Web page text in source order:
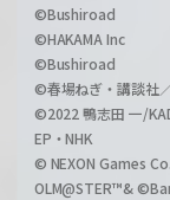
©Bushiroad
©HAKAMA Inc
©Bushiroad
©春場ねぎ・講談社
©2022 鴨志田 一/
EP・NHK
© NEXON Games
OLM@STER™&